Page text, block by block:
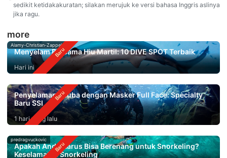
sedikit ketidakakuratan; silakan merujuk ke versi bahasa Inggris aslinya
jika ragu.
more
Alamy-Christian-Zappel
Menyelam Bersama Hiu Martil: 10 DIVE SPOT Terbaik
Hari ini
Penyelaman Scuba dengan Masker Full Face: Specialty
Baru SSI
1 hari yang lalu
predragvuckovic
Apakah Anda Harus Bisa Berenang untuk Snorkeling?
Keselamatan Snorkeling